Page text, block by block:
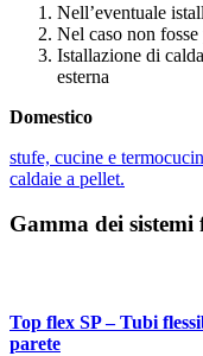
Nell’eventuale
Nel caso non
Istallazione di
esterna
Domestico
stufe, cucine e
caldaie a pellet.
Gamma dei
Top flex SP – Tubi
parete